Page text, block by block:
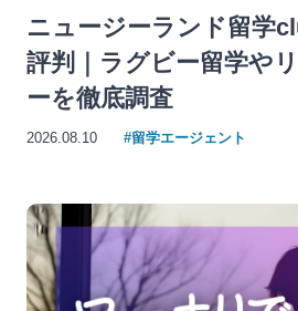
ニュージーランド留学
評判｜ラグビー留学や
ーを徹底調査
2026.08.10 #留学エージェント